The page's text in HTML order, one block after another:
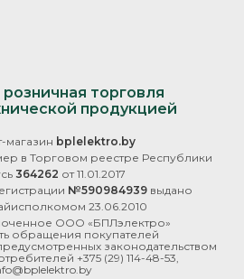
торговля
продукцией
магазин bplelektro.by
в Торговом реестре Республики
364262 от 11.01.2017
№590984939выдано
23.06.2010
ООО «БПЛэлектро»
обращения покупателей
законодательством
+375 (29) 114-48-53